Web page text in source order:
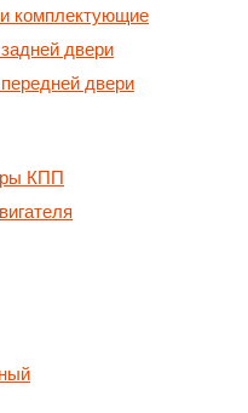
комплектующие
двери
двери
КПП